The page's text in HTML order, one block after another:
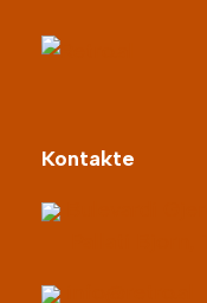
Kontakte
Bulevardi
info@retro.al